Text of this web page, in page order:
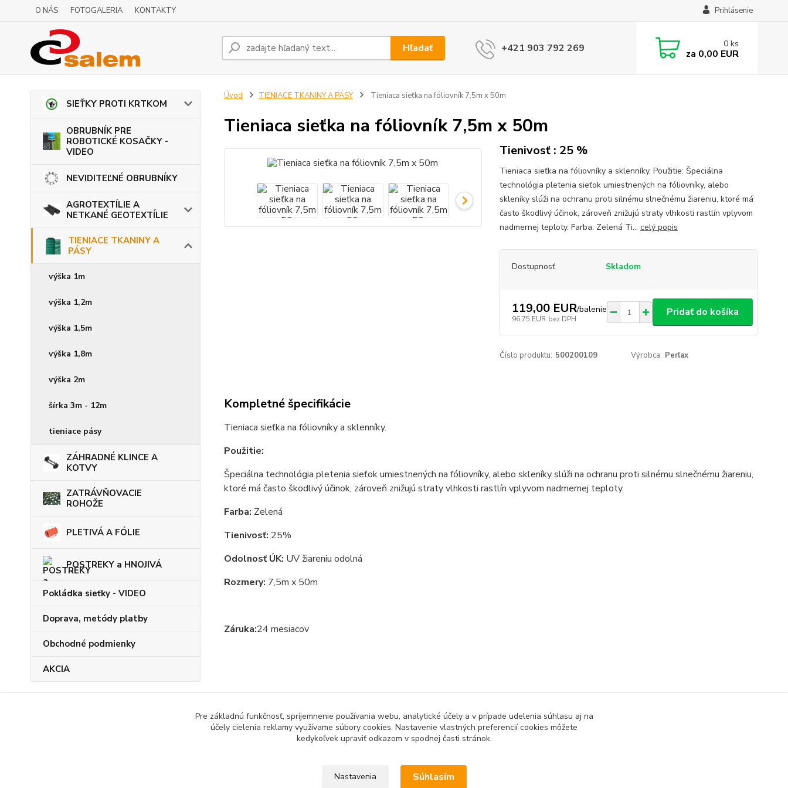
O NÁS FOTOGALERIA KONTAKTY Prihlásenie
Hľadať +421 903 792 269 0 ks
za 0,00 EUR
SIEŤKY PROTI KRTKOM
OBRUBNÍK PRE
ROBOTICKÉ KOSAČKY -
VIDEO
NEVIDITEĽNÉ OBRUBNÍKY
AGROTEXTÍLIE A
NETKANÉ GEOTEXTÍLIE
TIENIACE TKANINY A
PÁSY
výška 1m
výška 1,2m
výška 1,5m
výška 1,8m
výška 2m
šírka 3m - 12m
tieniace pásy
ZÁHRADNÉ KLINCE A
KOTVY
ZATRÁVŇOVACIE
ROHOŽE
PLETIVÁ A FÓLIE
POSTREKY a HNOJIVÁ
Pokládka sieťky - VIDEO
Doprava, metódy platby
Obchodné podmienky
AKCIA
Úvod TIENIACE TKANINY A PÁSY Tieniaca sieťka na fóliovník 7,5m x 50m
Tieniaca sieťka na fóliovník 7,5m x 50m
Tienivosť : 25 %
Tieniaca sieťka na fóliovníky a sklenníky. Použitie: Špeciálna
technológia pletenia sieťok umiestnených na fóliovníky, alebo
skleníky slúži na ochranu proti silnému slnečnému žiareniu, ktoré má
často škodlivý účinok, zároveň znižujú straty vlhkosti rastlín vplyvom
nadmernej teploty. Farba: Zelená Ti... celý popis
Dostupnosť Skladom
119,00 EUR/balenie
96,75 EUR bez DPH
Pridať do košíka
Číslo produktu: 500200109 Výrobca: Perlax
Kompletné špecifikácie
Tieniaca sieťka na fóliovníky a sklenníky.
Použitie:
Špeciálna technológia pletenia sieťok umiestnených na fóliovníky, alebo skleníky slúži na ochranu proti silnému slnečnému žiareniu,
ktoré má často škodlivý účinok, zároveň znižujú straty vlhkosti rastlín vplyvom nadmernej teploty.
Farba: Zelená
Tienivosť: 25%
Odolnosť ÚK: UV žiareniu odolná
Rozmery: 7,5m x 50m
Záruka:24 mesiacov
TIENIACE TKANINY A
šírka 3m - 12m
Pre základnú funkčnosť, spríjemnenie používania webu, analytické účely a v prípade udelenia súhlasu aj na
účely cielenia reklamy využívame súbory cookies. Nastavenie vlastných preferencií cookies môžete
kedykoľvek upraviť odkazom v spodnej časti stránok.
Nastavenia Súhlasím